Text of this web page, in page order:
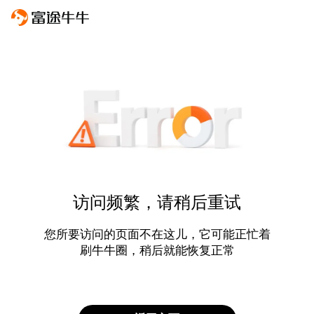
访问频繁，请稍后重试
您所要访问的页面不在这儿，它可能正忙着
刷牛牛圈，稍后就能恢复正常